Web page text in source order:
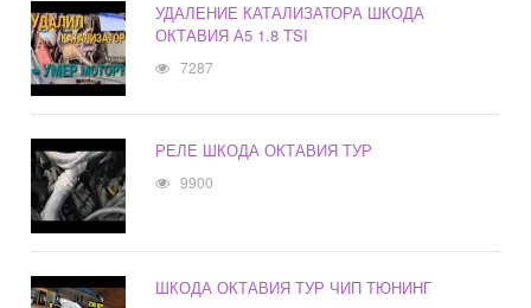
УДАЛЕНИЕ КАТАЛИЗАТОРА ШКОДА
ОКТАВИЯ А5 1.8 TSI
7287
РЕЛЕ ШКОДА ОКТАВИЯ ТУР
9900
ШКОДА ОКТАВИЯ ТУР ЧИП ТЮНИНГ